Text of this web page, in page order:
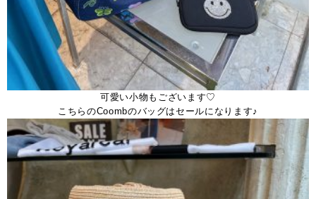
可愛い小物もございます♡
こちらのCoombのバッグはセールになります♪